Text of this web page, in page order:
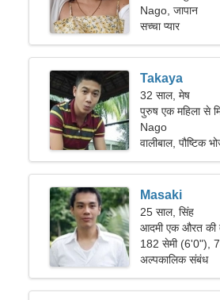
Nago, जापान
सच्चा प्यार
Takaya
32 साल, मेष
पुरुष एक महिला से
Nago
वालीबाल, पौष्टिक
Masaki
25 साल, सिंह
आदमी एक औरत की
182 सेमी (6'0"),
अल्पकालिक संबंध